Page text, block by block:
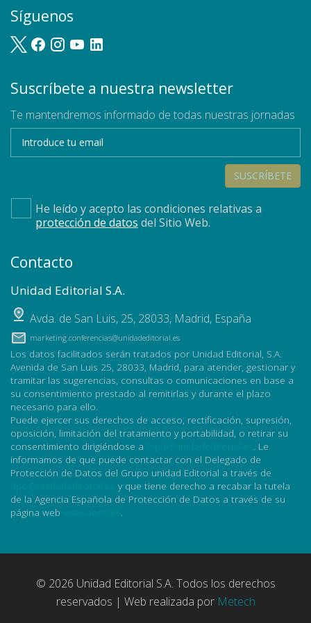
Síguenos
Suscríbete a nuestra newsletter
Te mantendremos informado de todas nuestras jornadas
SUSCRÍBETE
He leído y acepto las condiciones relativas a
protección de datos del Sitio Web.
Contacto
Unidad Editorial S.A.
Avda. de San Luis, 25, 28033, Madrid, España
marketing.conferencias@unidadeditorial.es
Los datos facilitados serán tratados por Unidad Editorial, S.A.
Avenida de San Luis 25, 28033, Madrid, para atender, gestionar y
tramitar las sugerencias, consultas o comunicaciones en base a
su consentimiento prestado al remitirlas y durante el plazo
necesario para ello.
Puede ejercer sus derechos de acceso, rectificación, supresión,
oposición, limitación del tratamiento y portabilidad, o retirar su
consentimiento dirigiéndose a
. Le
informamos de que puede contactar con el Delegado de
Protección de Datos del Grupo unidad Editorial a través de
y que tiene derecho a recabar la tutela
de la Agencia Española de Protección de Datos a través de su
página web
.
© 2026 Unidad Editorial S.A. Todos los derechos
reservados | Web realizada por Metech